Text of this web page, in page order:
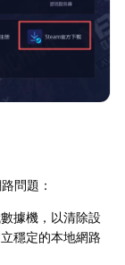
問題：
據機，以清除設
穩定的本地網路